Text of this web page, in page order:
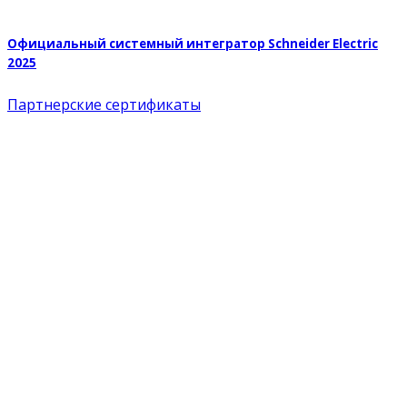
Официальный системный интегратор Schneider Electric
2025
Партнерские сертификаты